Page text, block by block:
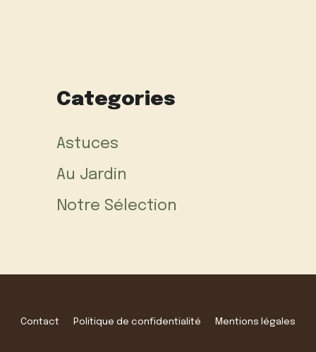
Categories
Astuces
Au Jardin
Notre Sélection
Contact Politique de confidentialité Mentions légales